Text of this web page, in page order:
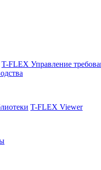
T-FLEX Управление
T-FLEX Viewer